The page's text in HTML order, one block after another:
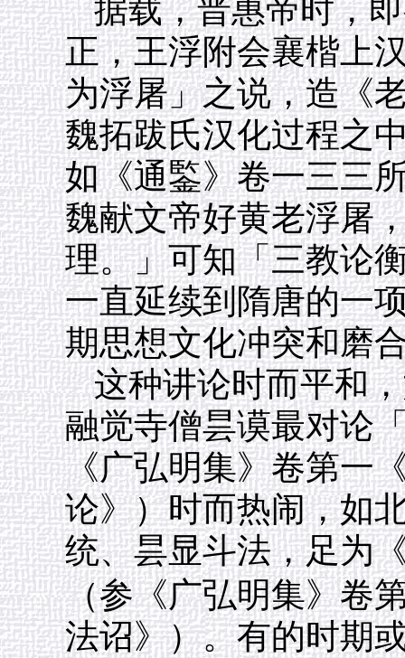
据载，晋惠帝时，
正，王浮附会襄楷上
为浮屠」之说，造《
魏拓跋氏汉化过程之
如《通鍳》卷一三三
魏献文帝好黄老浮屠
理。」可知「三教论
一直延续到隋唐的一
期思想文化冲突和磨
这种讲论时而平和
融觉寺僧昙谟最对论
《广弘明集》卷第一
论》）时而热闹，如
统、昙显斗法，足为
（参《广弘明集》卷
法诏》）。有的时期